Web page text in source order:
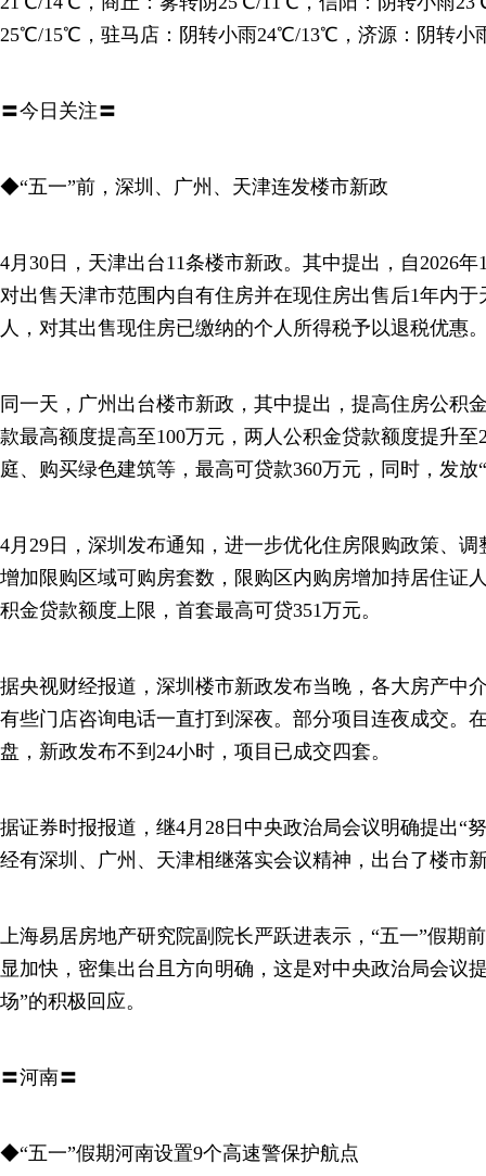
25℃/15℃，驻马店：阴转小雨24℃/13℃，济源：阴转
〓今日关注〓
◆“五一”前，深圳、广州、天津连发楼市新政
4月30日，天津出台11条楼市新政。其中提出，自2026年
对出售天津市范围内自有住房并在现住房出售后1年内
人，对其出售现住房已缴纳的个人所得税予以退税优惠
同一天，广州出台楼市新政，其中提出，提高住房公积
款最高额度提高至100万元，两人公积金贷款额度提升至
庭、购买绿色建筑等，最高可贷款360万元，同时，发放
4月29日，深圳发布通知，进一步优化住房限购政策、
增加限购区域可购房套数，限购区内购房增加持居住证
积金贷款额度上限，首套最高可贷351万元。
据央视财经报道，深圳楼市新政发布当晚，各大房产中
有些门店咨询电话一直打到深夜。部分项目连夜成交。
盘，新政发布不到24小时，项目已成交四套。
据证券时报报道，继4月28日中央政治局会议明确提出“
经有深圳、广州、天津相继落实会议精神，出台了楼市
上海易居房地产研究院副院长严跃进表示，“五一”假期
显加快，密集出台且方向明确，这是对中央政治局会议
场”的积极回应。
〓河南〓
◆“五一”假期河南设置9个高速警保护航点